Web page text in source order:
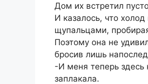
Дом их встретил
И казалось, что
щупальцами,
Поэтому она не
бросив лишь
-И меня теперь здесь
заплакала.